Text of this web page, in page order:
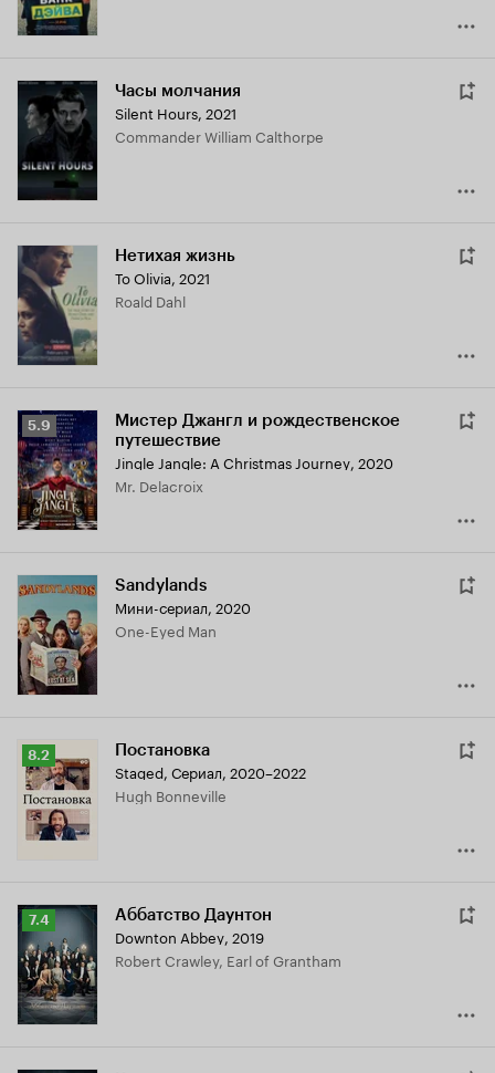
Часы молчания
Silent Hours, 2021
Commander William Calthorpe
Нетихая жизнь
To Olivia, 2021
Roald Dahl
Рейтинг
Кинопоиска
5.9
5.9
Мистер Джангл и рождественское
путешествие
Jingle Jangle: A Christmas Journey, 2020
Mr. Delacroix
Sandylands
Мини-сериал, 2020
One-Eyed Man
Рейтинг
Кинопоиска
8.2
8.2 Постановка
Staged, Сериал, 2020–2022
Hugh Bonneville
Рейтинг
Кинопоиска
7.4
7.4 Аббатство Даунтон
Downton Abbey, 2019
Robert Crawley, Earl of Grantham